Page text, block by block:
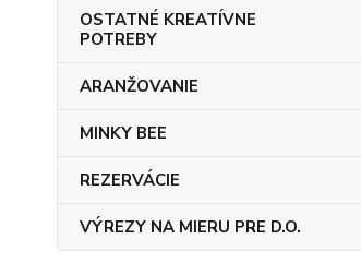
OSTATNÉ KREATÍVNE
POTREBY
ARANŽOVANIE
MINKY BEE
REZERVÁCIE
VÝREZY NA MIERU PRE D.O.